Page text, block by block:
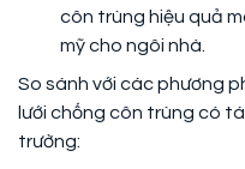
côn trùng hiệu quả
mỹ cho ngôi nhà.
So sánh với các phương
lưới chống côn trùng có
trường: